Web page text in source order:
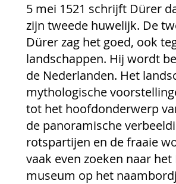
5 mei 1521 schrijft Dürer
zijn tweede huwelijk. De
Dürer zag het goed, ook
landschappen. Hij wordt
de Nederlanden. Het
mythologische
tot het hoofdonderwerp
de panoramische
rotspartijen en de fraaie
vaak even zoeken naar
museum op het